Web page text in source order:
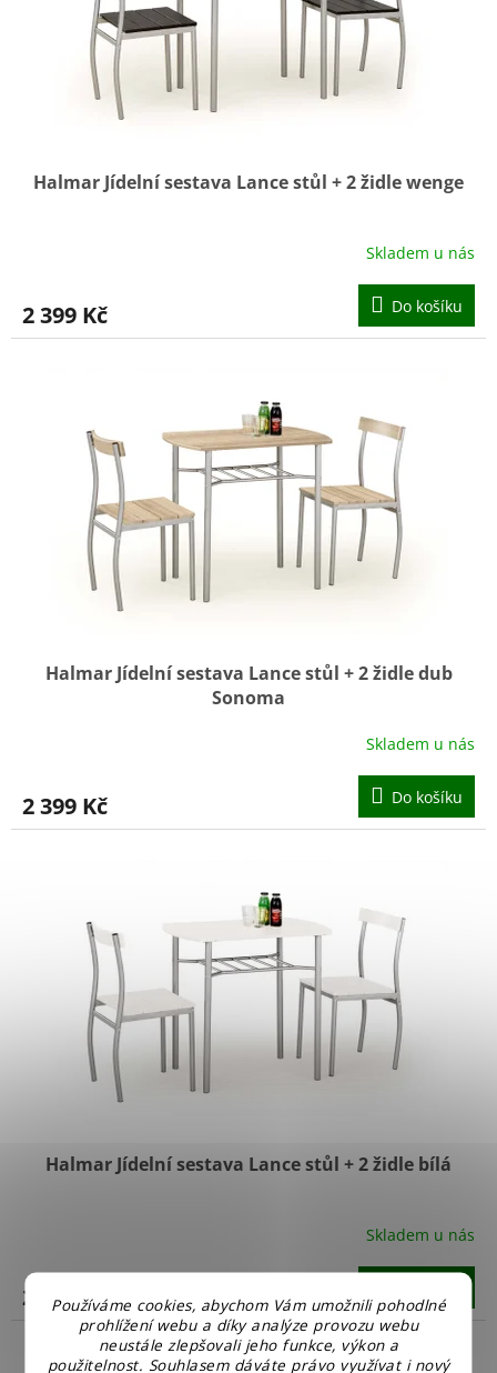
Používáme cookies, abychom Vám umožnili pohodlné
prohlížení webu a díky analýze provozu webu
neustále zlepšovali jeho funkce, výkon a
použitelnost. Souhlasem dáváte právo využívat i nový
Halmar Jídelní sestava Lance stůl + 2 židle wenge
Skladem u nás
2 399 Kč Do košíku
Halmar Jídelní sestava Lance stůl + 2 židle dub
Sonoma
Skladem u nás
2 399 Kč Do košíku
Halmar Jídelní sestava Lance stůl + 2 židle bílá
Skladem u nás
2 399 Kč